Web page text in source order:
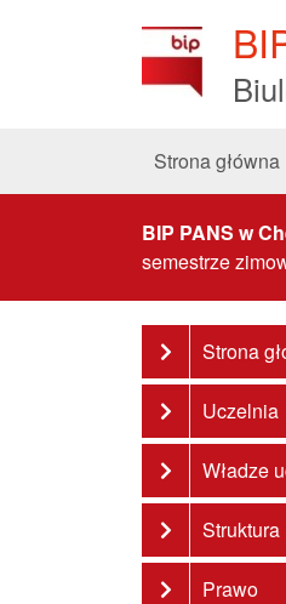
Strona główna
BIP PANS w
semestrze
Strona
Uczelnia
Władze
Struktura
Prawo